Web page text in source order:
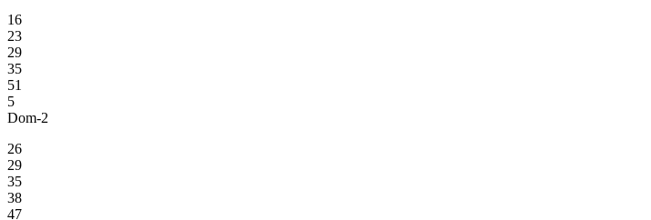
16
23
29
35
51
5
Dom-2
26
29
35
38
47